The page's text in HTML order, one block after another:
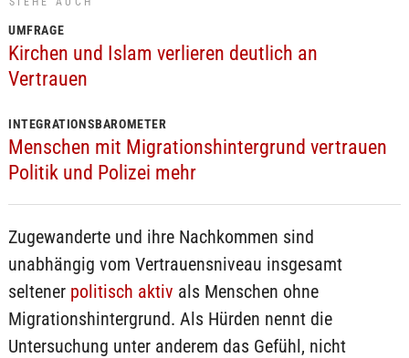
UMFRAGE
Kirchen und Islam verlieren deutlich an
Vertrauen
INTEGRATIONSBAROMETER
Menschen mit Migrationshintergrund vertrauen
Politik und Polizei mehr
Zugewanderte und ihre Nachkommen sind
unabhängig vom Vertrauensniveau insgesamt
seltener politisch aktiv als Menschen ohne
Migrationshintergrund. Als Hürden nennt die
Untersuchung unter anderem das Gefühl, nicht